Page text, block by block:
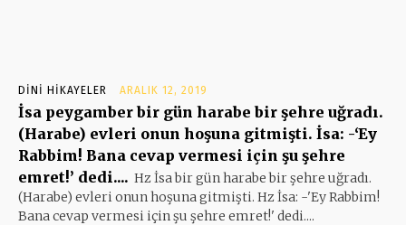
DINI HIKAYELER ARALIK 12, 2019
İsa peygamber bir gün harabe bir şehre uğradı.
(Harabe) evleri onun hoşuna gitmişti. İsa: -‘Ey
Rabbim! Bana cevap vermesi için şu şehre
emret!’ dedi.... Hz İsa bir gün harabe bir şehre uğradı.
(Harabe) evleri onun hoşuna gitmişti. Hz İsa: -'Ey Rabbim!
Bana cevap vermesi için şu şehre emret!' dedi....